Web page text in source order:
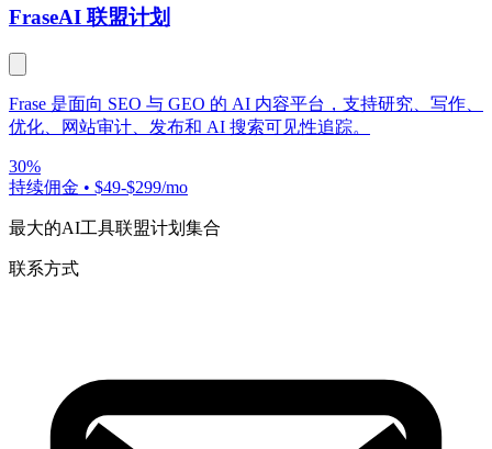
FraseAI 联盟计划
Frase 是面向 SEO 与 GEO 的 AI 内容平台，支持研究、写作、
优化、网站审计、发布和 AI 搜索可见性追踪。
30%
持续佣金 • $49-$299/mo
最大的AI工具联盟计划集合
联系方式